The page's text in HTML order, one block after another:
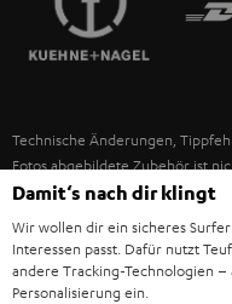
IN-EAR-KOPFHÖRER
NEUHEITEN
UNSER MANAGEMENT
UNSERE WERTE
BILDUNGSRABATT
GESCHENKGUTSCHEIN
SPANIEN
USA
WEITERE LÄNDER
Technische Änderungen,
Fotos abgebildete Zubehör ist
Entsorgungsgebühren für
©2026 Lautsprecher Teufel
Impressum AGB Datenschutz
Damit‘s nach dir klingt
Wir wollen dir ein sicheres
Interessen passt. Dafür nutzt
andere Tracking-Technologien
Personalisierung ein.